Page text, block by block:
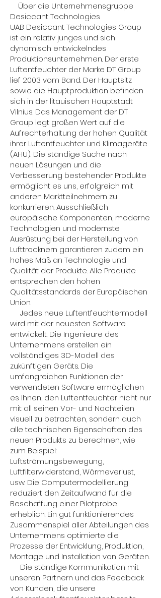
Über die Unternehmensgruppe
Desiccant Technologies
UAB Desiccant Technologies Group
ist ein relativ junges und sich
dynamisch entwickelndes
Produktionsunternehmen. Der erste
Luftentfeuchter der Marke DT Group
lief 2003 vom Band. Der Hauptsitz
sowie die Hauptproduktion befinden
sich in der litauischen Hauptstadt
Vilnius. Das Management der DT
Group legt großen Wert auf die
Aufrechterhaltung der hohen Qualität
ihrer Luftentfeuchter und Klimageräte
(AHU). Die ständige Suche nach
neuen Lösungen und die
Verbesserung bestehender Produkte
ermöglicht es uns, erfolgreich mit
anderen Marktteilnehmern zu
konkurrieren. Ausschließlich
europäische Komponenten, moderne
Technologien und modernste
Ausrüstung bei der Herstellung von
Lufttrocknern garantieren zudem ein
hohes Maß an Technologie und
Qualität der Produkte. Alle Produkte
entsprechen den hohen
Qualitätsstandards der Europäischen
Union.
Jedes neue Luftentfeuchtermodell
wird mit der neuesten Software
entwickelt. Die Ingenieure des
Unternehmens erstellen ein
vollständiges 3D-Modell des
zukünftigen Geräts. Die
umfangreichen Funktionen der
verwendeten Software ermöglichen
es Ihnen, den Luftentfeuchter nicht nur
mit all seinen Vor- und Nachteilen
visuell zu betrachten, sondern auch
alle technischen Eigenschaften des
neuen Produkts zu berechnen, wie
zum Beispiel:
Luftströmungsbewegung,
Luftfilterwiderstand, Wärmeverlust,
usw. Die Computermodellierung
reduziert den Zeitaufwand für die
Beschaffung einer Pilotprobe
erheblich. Ein gut funktionierendes
Zusammenspiel aller Abteilungen des
Unternehmens optimierte die
Prozesse der Entwicklung, Produktion,
Montage und Installation von Geräten.
Die ständige Kommunikation mit
unseren Partnern und das Feedback
von Kunden, die unsere